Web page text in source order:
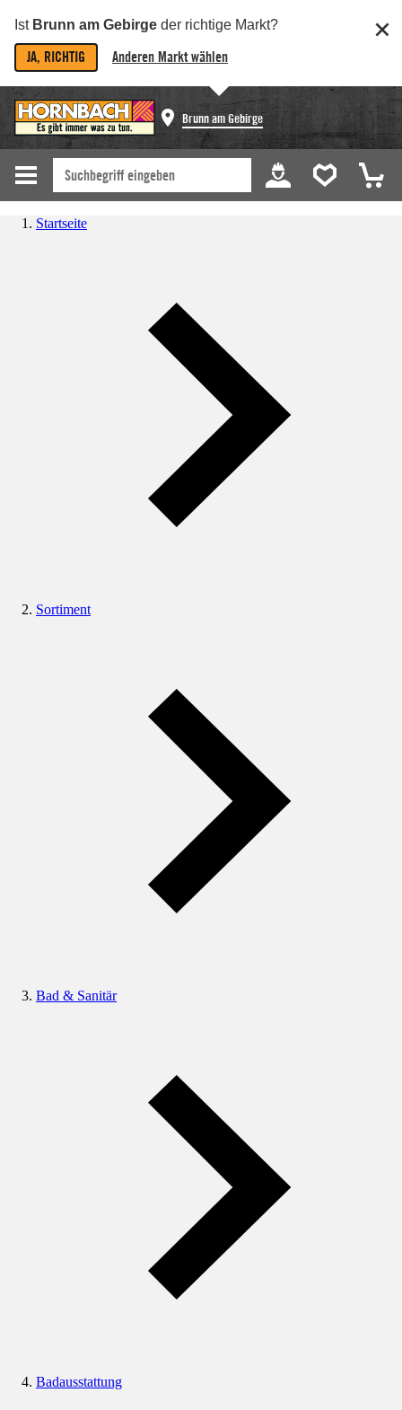
Ist Brunn am Gebirge der richtige Markt?
JA, RICHTIG Anderen Markt wählen
Brunn am Gebirge
Startseite
Sortiment
Bad & Sanitär
Badausstattung